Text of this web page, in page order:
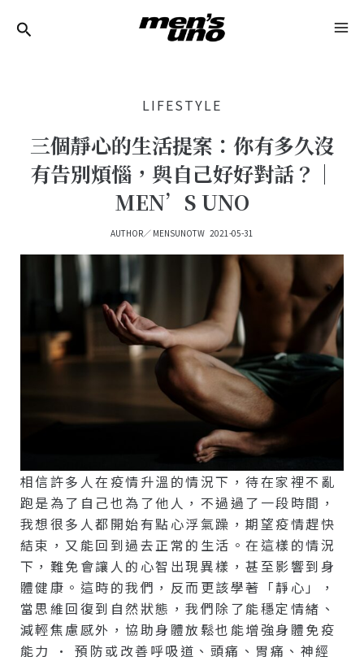
LIFESTYLE
三個靜心的生活提案：你有多久沒
有告別煩惱，與自己好好對話？｜
MEN’S UNO
AUTHOR／ MENSUNOTW 2021-05-31
相信許多人在疫情升溫的情況下，待在家裡不亂
跑是為了自己也為了他人，不過過了一段時間，
我想很多人都開始有點心浮氣躁，期望疫情趕快
結束，又能回到過去正常的生活。在這樣的情況
下，難免會讓人的心智出現異樣，甚至影響到身
體健康。這時的我們，反而更該學著「靜心」，
當思維回復到自然狀態，我們除了能穩定情緒、
減輕焦慮感外，協助身體放鬆也能增強身體免疫
能力 · 預防或改善呼吸道、頭痛、胃痛、神經
Navigation